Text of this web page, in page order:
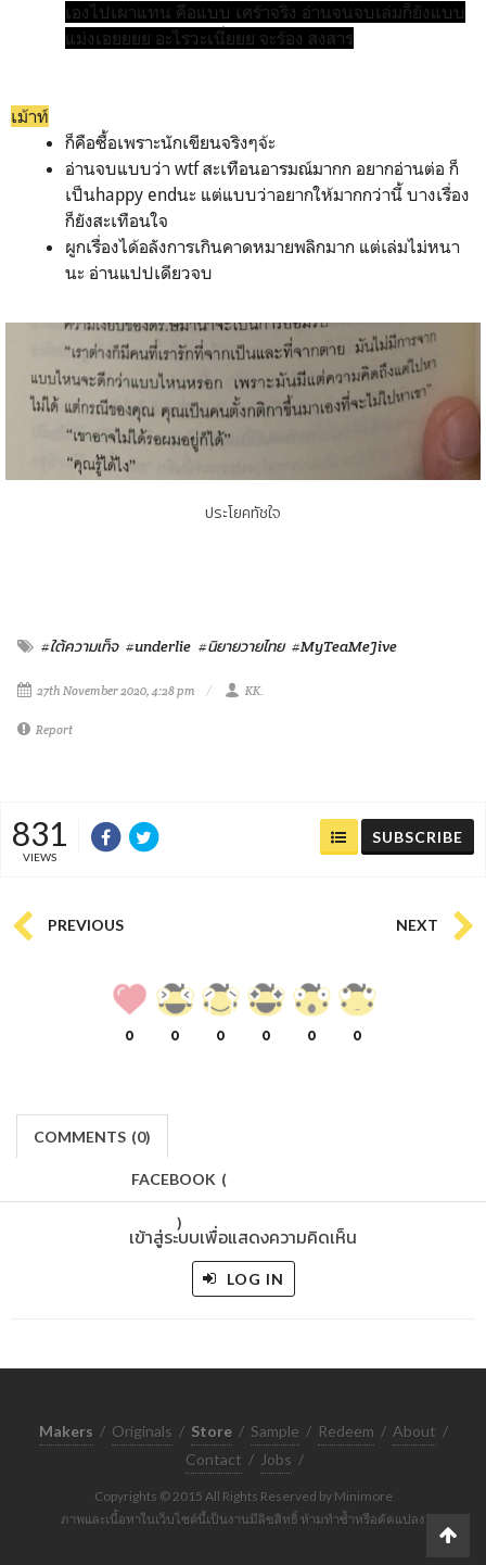
เองไปเผาแทน คือแบบ เศร้าจริง อ่านจนจบเล่มก็ยังแบบ
แม่งเอยยยย อะไรวะเนี่ยยย จะร้อง สงสาร
เม้าท์
ก็คือซื้อเพราะนักเขียนจริงๆจ้ะ
อ่านจบแบบว่า wtf สะเทือนอารมณ์มากก อยากอ่านต่อ ก็
เป็นhappy endนะ แต่แบบว่าอยากให้มากกว่านี้ บางเรื่อง
ก็ยังสะเทือนใจ
ผูกเรื่องได้อลังการเกินคาดหมายพลิกมาก แต่เล่มไม่หนา
นะ อ่านแปปเดียวจบ
ประโยคทัชใจ
#ใต้ความเท็จ #underlie #นิยายวายไทย #MyTeaMeJive
27th November 2020, 4:28 pm KK.
Report
831
VIEWS
SUBSCRIBE
PREVIOUS NEXT
0 0 0 0 0 0
COMMENTS (0)
FACEBOOK (
)
เข้าสู่ระบบเพื่อแสดงความคิดเห็น
LOG IN
Makers / Originals / Store / Sample / Redeem / About /
Contact / Jobs /
Copyrights © 2015 All Rights Reserved by Minimore
ภาพและเนื้อหาในเว็บไซต์นี้เป็นงานมีลิขสิทธิ์ ห้ามทำซ้ำหรือดัดแปลง